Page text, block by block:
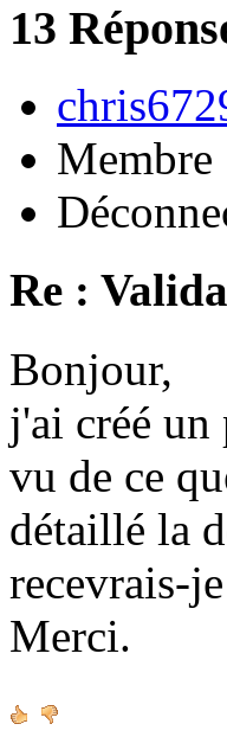
13
Membre
Re :
Bonjour,
j'ai créé
vu de ce
détaillé la
recevrais-
Merci.